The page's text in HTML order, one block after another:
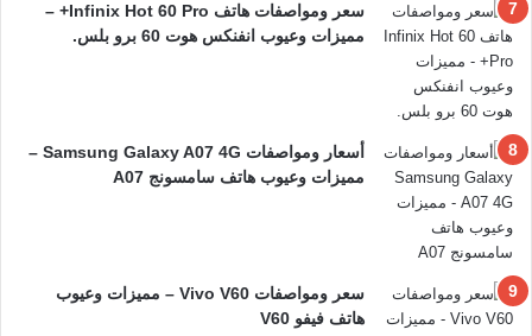
سعر ومواصفات هاتف Infinix Hot 60 Pro+ –
مميزات وعيوب انفنكس هوت 60 برو بلس.
أسعار ومواصفات Samsung Galaxy A07 4G –
مميزات وعيوب هاتف سامسونج A07
سعر ومواصفات Vivo V60 – مميزات وعيوب
هاتف فيفو V60